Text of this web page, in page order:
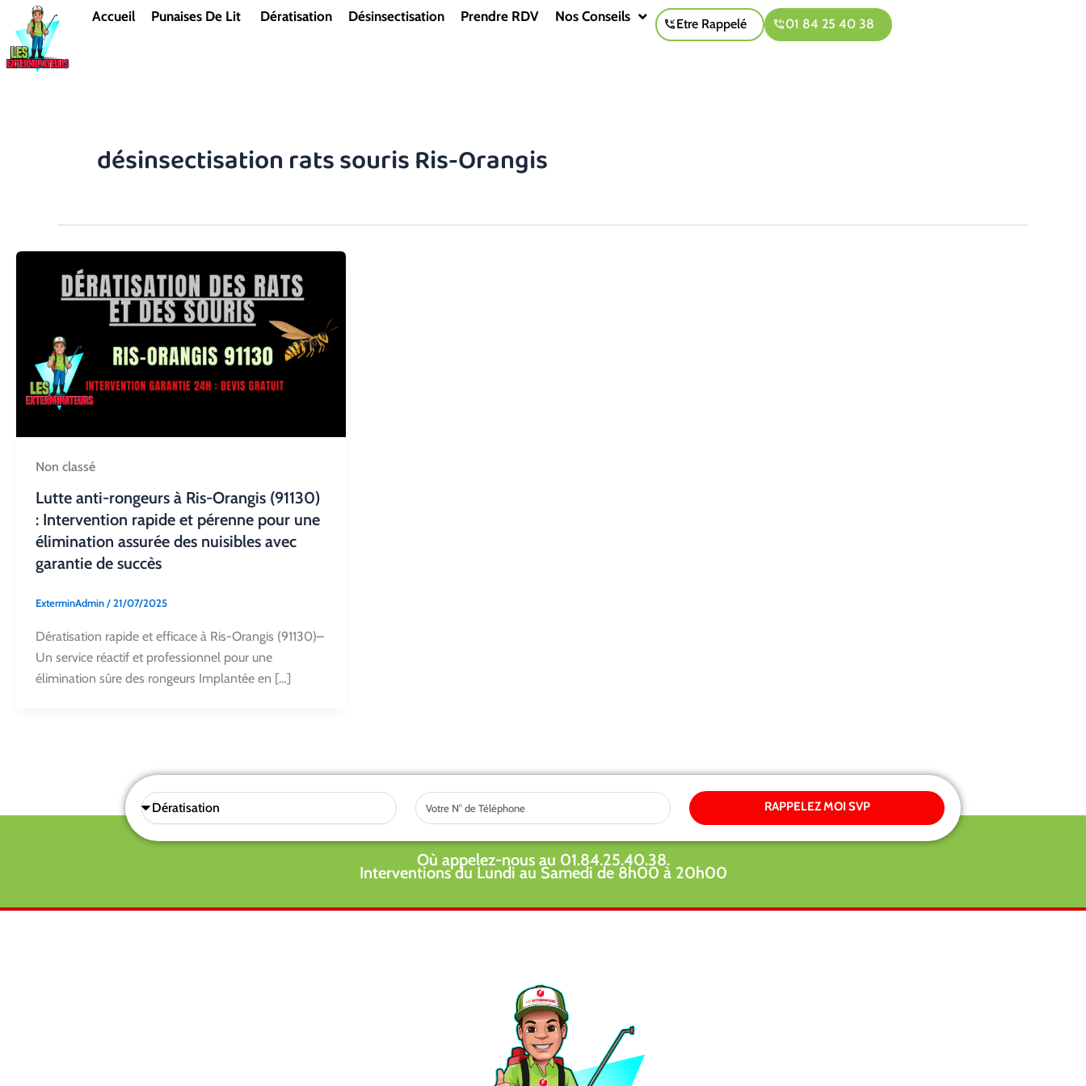
contenu
Accueil Punaises De Lit Dératisation Désinsectisation Prendre RDV Nos Conseils Etre Rappelé 01 84 25 40 38
désinsectisation rats souris Ris-Orangis
Non classé
Lutte anti-rongeurs à Ris-Orangis (91130)
: Intervention rapide et pérenne pour une
élimination assurée des nuisibles avec
garantie de succès
ExterminAdmin/21/07/2025
Dératisation rapide et efficace à Ris-Orangis (91130)–
Un service réactif et professionnel pour une
élimination sûre des rongeurs Implantée en […]
Sélectionnez
une
Tel RAPPELEZ MOI SVP
Où appelez-nous au 01.84.25.40.38.
Interventions du Lundi au Samedi de 8h00 à 20h00